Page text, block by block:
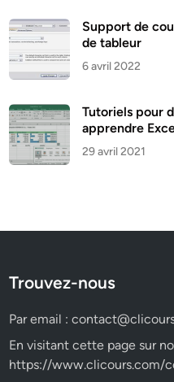
Support de
de tableur
6 avril 2022
Tutoriels pour
apprendre
29 avril 2021
Trouvez-nous
Par email :
En visitant cette page sur
https://www.clicours.com/